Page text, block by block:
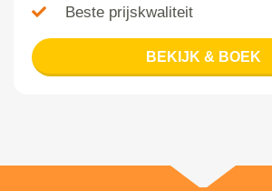
Beste prijskwaliteit
BEKIJK & BOEK